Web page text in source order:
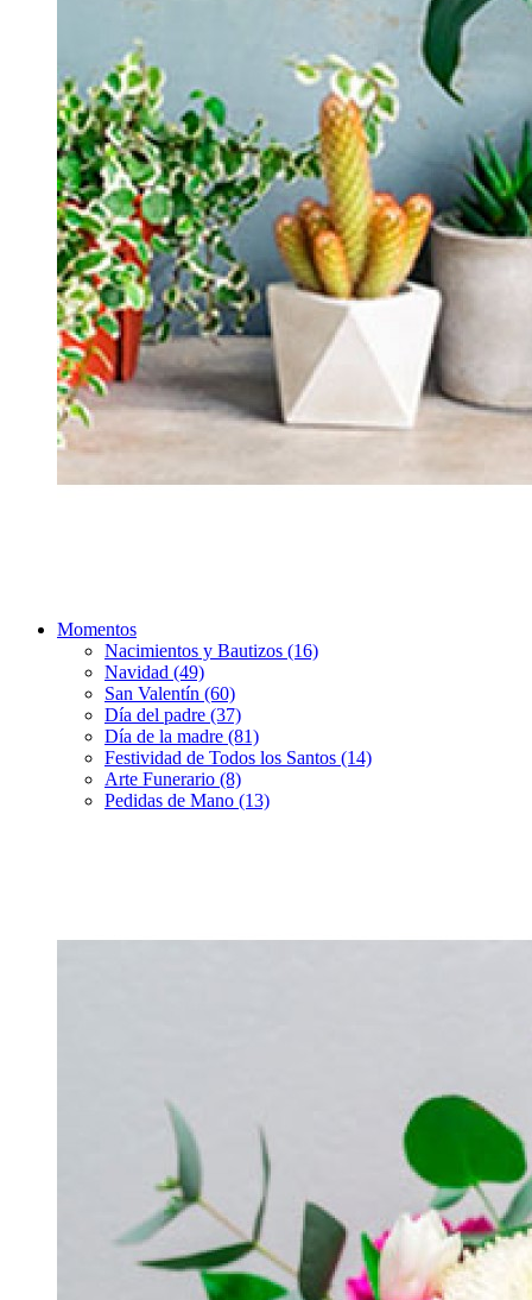
Momentos
Nacimientos y Bautizos (16)
Navidad (49)
San Valentín (60)
Día del padre (37)
Día de la madre (81)
Festividad de Todos los Santos (14)
Arte Funerario (8)
Pedidas de Mano (13)